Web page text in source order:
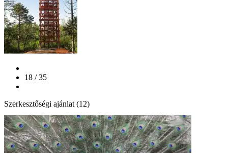
18 / 35
Szerkesztőségi ajánlat (12)